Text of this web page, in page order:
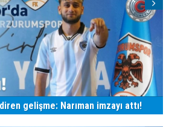
gelişme: Narıman imzayı attı!